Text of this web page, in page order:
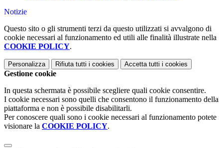
Notizie
Questo sito o gli strumenti terzi da questo utilizzati si avvalgono di
cookie necessari al funzionamento ed utili alle finalità illustrate nella
COOKIE POLICY.
Personalizza Rifiuta tutti i cookies Accetta tutti i cookies
Gestione cookie
In questa schermata è possibile scegliere quali cookie consentire.
I cookie necessari sono quelli che consentono il funzionamento della
piattaforma e non è possibile disabilitarli.
Per conoscere quali sono i cookie necessari al funzionamento potete
visionare la COOKIE POLICY.